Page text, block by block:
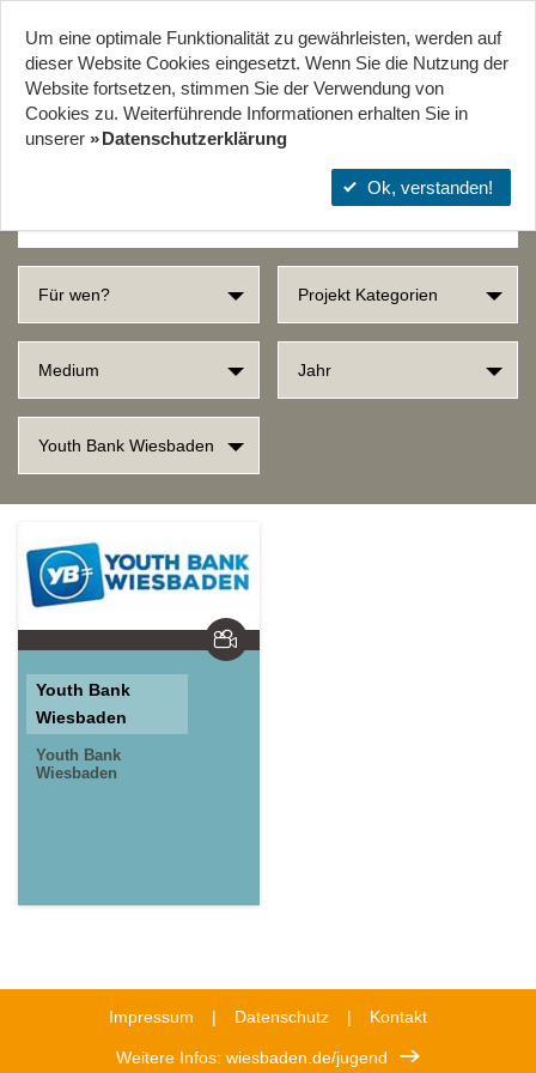
Start Projekte Orte
SUCHERGEBNISSE
Für wen? Projekt Kategorien
Medium Jahr
Youth Bank Wiesbaden
Youth Bank
Wiesbaden
Youth Bank
Wiesbaden
Impressum Datenschutz Kontakt
Weitere Infos: wiesbaden.de/jugend
Um eine optimale Funktionalität zu gewährleisten, werden auf
dieser Website Cookies eingesetzt. Wenn Sie die Nutzung der
Website fort­setzen, stimmen Sie der Verwendung von
Cookies zu. Weiterführende Informationen erhalten Sie in
unserer
Datenschutzerklärung
Ok, verstanden!